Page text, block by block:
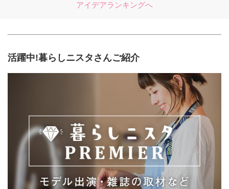
アイデアランキングへ
活躍中!暮らしニスタさんご紹介